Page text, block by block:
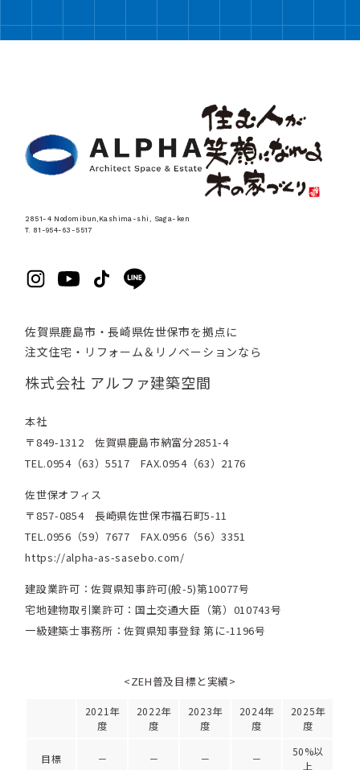
2851-4 Nodomibun,Kashima-shi, Saga-ken
T. 81-954-63-5517
佐賀県鹿島市・長崎県佐世保市を拠点に
注文住宅・リフォーム＆リノベーションなら
株式会社 アルファ建築空間
本社
〒849-1312 佐賀県鹿島市納富分2851-4
TEL.0954（63）5517 FAX.0954（63）2176
佐世保オフィス
〒857-0854 長崎県佐世保市福石町5-11
TEL.0956（59）7677 FAX.0956（56）3351
https://alpha-as-sasebo.com/
建設業許可：佐賀県知事許可(般-5)第10077号
宅地建物取引業許可：国土交通大臣（第）010743号
一級建築士事務所：佐賀県知事登録 第に-1196号
<ZEH普及目標と実績>
2021年
度
2022年
度
2023年
度
2024年
度
2025年
度
目標 － － － －
50%以
上